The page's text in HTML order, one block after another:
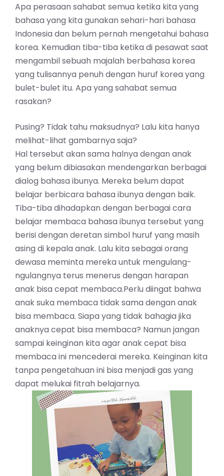
Apa perasaan sahabat semua ketika kita yang
bahasa yang kita gunakan sehari-hari bahasa
Indonesia dan belum pernah mengetahui bahasa
korea. Kemudian tiba-tiba ketika di pesawat saat
mengambil sebuah majalah berbahasa korea
yang tulisannya penuh dengan huruf korea yang
bulet-bulet itu. Apa yang sahabat semua
rasakan?
Pusing? Tidak tahu maksudnya? Lalu kita hanya
melihat-lihat gambarnya saja?
Hal tersebut akan sama halnya dengan anak
yang belum dibiasakan mendengarkan berbagai
dialog bahasa ibunya. Mereka belum dapat
belajar berbicara bahasa ibunya dengan baik.
Tiba-tiba dihadapkan dengan berbagai cara
belajar membaca bahasa ibunya tersebut yang
berisi dengan deretan simbol huruf yang masih
asing di kepala anak. Lalu kita sebagai orang
dewasa meminta mereka untuk mengulang-
ngulangnya terus menerus dengan harapan
anak bisa cepat membaca.Perlu diingat bahwa
anak suka membaca tidak sama dengan anak
bisa membaca. Siapa yang tidak bahagia jika
anaknya cepat bisa membaca? Namun jangan
sampai keinginan kita agar anak cepat bisa
membaca ini mencederai mereka. Keinginan kita
tanpa pengetahuan ini bisa menjadi gas yang
dapat melukai fitrah belajarnya.